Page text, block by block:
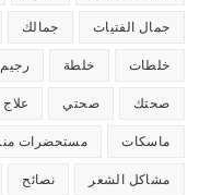
جمال الفتيات جمالك
خلطات خلطة رجيم
صحتك صحتي علاج
ماسكات مستحضرات
مشاكل الشعر نصائح